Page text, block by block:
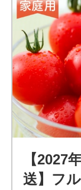
【2027
送】フ